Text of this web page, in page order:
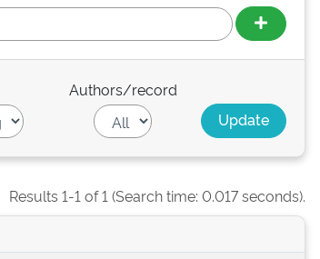
Authors/record
Results 1-1 of 1 (Search time: 0.017 seconds).